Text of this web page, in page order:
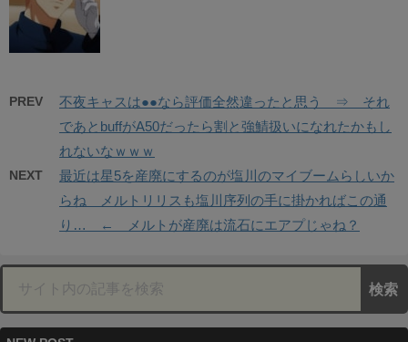
PREV
不夜キャスは●●なら評価全然違ったと思う ⇒ それ
であとbuffがA50だったら割と強鯖扱いになれたかもし
れないなｗｗｗ
NEXT
最近は星5を産廃にするのが塩川のマイブームらしいか
らね メルトリリスも塩川序列の手に掛かればこの通
り… ← メルトが産廃は流石にエアプじゃね？